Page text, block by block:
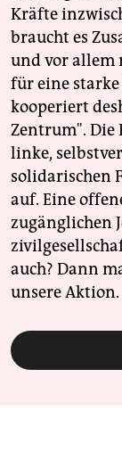
Kräfte
braucht es
und vor allem
für eine
kooperiert
Zentrum". Die
linke,
solidarischen
auf. Eine
zugänglichen
auch? Dann
unsere Aktion.